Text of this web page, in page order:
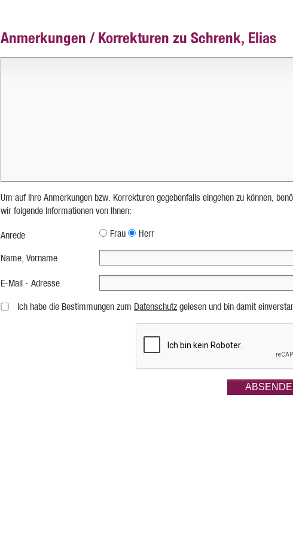
Anmerkungen / Korrekturen zu Schrenk, Elias
Um auf Ihre Anmerkungen bzw. Korrekturen gegebenfalls eingehen zu können,
wir folgende Informationen von Ihnen:
Anrede Frau Herr
Name, Vorname
E-Mail - Adresse
Ich habe die Bestimmungen zum Datenschutz gelesen und bin damit